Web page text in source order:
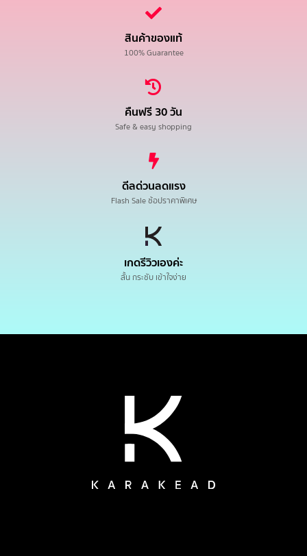
สินค้าของแท้
100% Guarantee
คืนฟรี 30 วัน
Safe & easy shopping
ดีลด่วนลดแรง
Flash Sale ช้อปราคาพิเศษ
เกดรีวิวเองค่ะ
สั้น กระชับ เข้าใจง่าย